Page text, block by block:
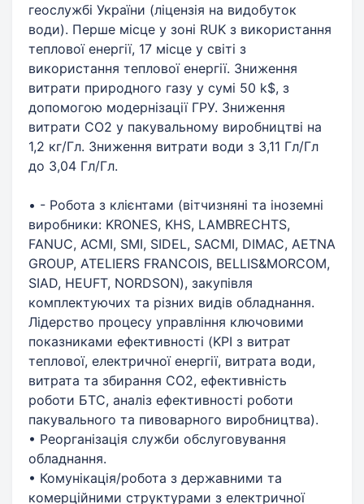
геослужбі України (ліцензія на видобуток
води). Перше місце у зоні RUK з використання
теплової енергії, 17 місце у світі з
використання теплової енергії. Зниження
витрати природного газу у сумі 50 k$, з
допомогою модернізації ГРУ. Зниження
витрати СО2 у пакувальному виробництві на
1,2 кг/Гл. Зниження витрати води з 3,11 Гл/Гл
до 3,04 Гл/Гл.
• - Робота з клієнтами (вітчизняні та іноземні
виробники: KRONES, KHS, LAMBRECHTS,
FANUC, ACMI, SMI, SIDEL, SACMI, DIMAC, AETNA
GROUP, ATELIERS FRANCOIS, BELLIS&MORCOM,
SIAD, HEUFT, NORDSON), закупівля
комплектуючих та різних видів обладнання.
Лідерство процесу управління ключовими
показниками ефективності (KPI з витрат
теплової, електричної енергії, витрата води,
витрата та збирання СО2, ефективність
роботи БТС, аналіз ефективності роботи
пакувального та пивоварного виробництва).
• Реорганізація служби обслуговування
обладнання.
• Комунікація/робота з державними та
комерційними структурами з електричної